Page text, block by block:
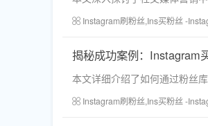
Instagram刷粉丝,Ins买粉丝 -
揭秘成功案例：Instagram
本文详细介绍了如何通过粉丝
Instagram刷粉丝,Ins买粉丝 -